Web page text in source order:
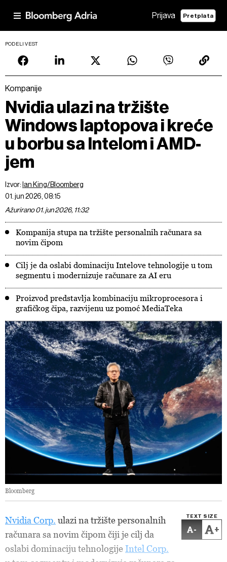
Prijava Pretplata
PODELI VEST
Kompanije
Nvidia ulazi na tržište
Windows laptopova i kreće
u borbu sa Intelom i AMD-
jem
Izvor: Ian King/Bloomberg
01. jun 2026, 08:15
Ažurirano 01. jun 2026, 11:32
Kompanija stupa na tržište personalnih računara sa
novim čipom
Cilj je da oslabi dominaciju Intelove tehnologije u tom
segmentu i modernizuje računare za AI eru
Proizvod predstavlja kombinaciju mikroprocesora i
grafičkog čipa, razvijenu uz pomoć MediaTeka
Bloomberg
TEXT SIZE
- +
Nvidia Corp. ulazi na tržište personalnih
računara sa novim čipom čiji je cilj da
oslabi dominaciju tehnologije Intel Corp.